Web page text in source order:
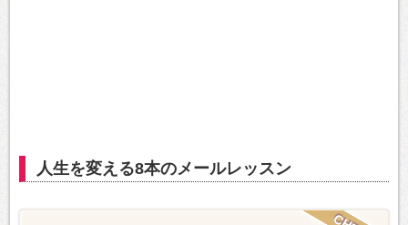
人生を変える8本のメールレッスン